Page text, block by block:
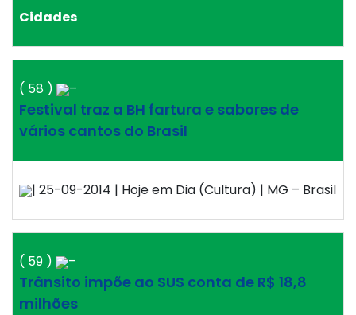
Cidades
( 58 ) –
Festival traz a BH fartura e sabores de
vários cantos do Brasil
| 25-09-2014 | Hoje em Dia (Cultura) | MG – Brasil
( 59 ) –
Trânsito impõe ao SUS conta de R$ 18,8
milhões